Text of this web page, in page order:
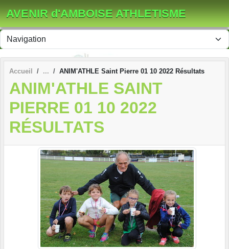
AVENIR d'AMBOISE ATHLETISME
Accueil ANIM'ATHLE Saint Pierre 01 10 2022 Résultats
ANIM'ATHLE SAINT
PIERRE 01 10 2022
RÉSULTATS